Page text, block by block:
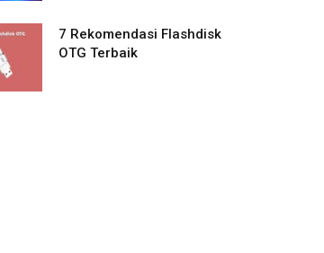
7 Rekomendasi Flashdisk
OTG Terbaik